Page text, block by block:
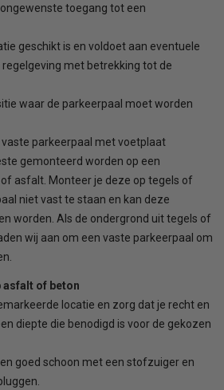
toegang tot een
geschikt is en voldoet aan eventuele
met betrekking tot de
waar de parkeerpaal moet worden
parkeerpaal met voetplaat
gemonteerd worden op een
asfalt. Monteer je deze op tegels of
niet vast te staan en kan deze
worden. Als de ondergrond uit tegels of
wij aan om een vaste parkeerpaal om
asfalt of beton
locatie en zorg dat je recht en
diepte die benodigd is voor de gekozen
goed schoon met een stofzuiger en